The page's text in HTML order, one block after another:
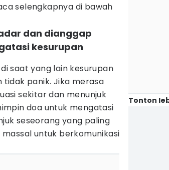
selengkapnya di bawah
dan dianggap
kesurupan
saat yang lain kesurupan
panik. Jika merasa
sekitar dan menunjuk
doa untuk mengatasi
seseorang yang paling
untuk berkomunikasi
Tonton